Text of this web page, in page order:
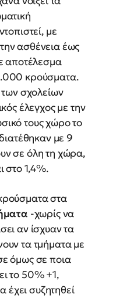
με
ασθένεια έως
αποτέλεσμα
κρούσματα.
των σχολείων
έλεγχος με την
τους χώρο το
με 9
σε όλη τη χώρα,
στο 1,4%.
στα
-χωρίς να
αν ίσχυαν τα
τα τμήματα με
όμως σε ποια
το 50% +1,
έχει συζητηθεί